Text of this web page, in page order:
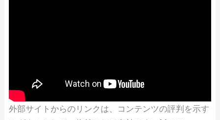
外部サイトからのリンクは、コンテンツの評判を示す